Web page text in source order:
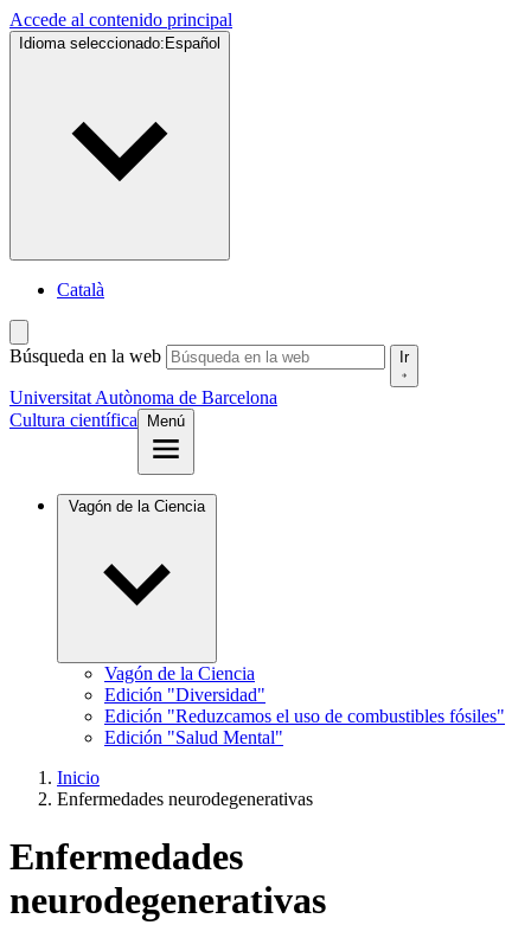
Accede al contenido principal
Idioma seleccionado: Español
Català
Búsqueda en la web Ir
Universitat Autònoma de Barcelona
Cultura científica
Menú
Vagón de la Ciencia
Vagón de la Ciencia
Edición "Diversidad"
Edición "Reduzcamos el uso de combustibles fósiles"
Edición "Salud Mental"
Inicio
Enfermedades neurodegenerativas
Enfermedades
neurodegenerativas